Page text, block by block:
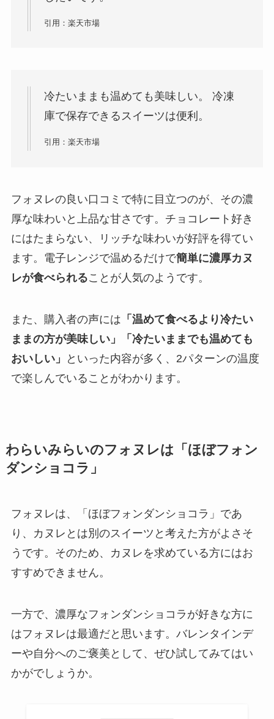
引用：楽天市場
冷たいままも温めても美味しい。 冷凍
庫で保存できるスイーツは便利。
引用：楽天市場
フォヌレの良い口コミで特に目立つのが、その濃
厚な味わいと上品な甘さです。チョコレート好き
にはたまらない、リッチな味わいが好評を得てい
ます。電子レンジで温めるだけで簡単に濃厚カヌ
レが食べられることが人気のようです。
また、購入者の声には 「温めて食べるより冷たい
ままの方が美味しい」「冷たいままでも温めても
おいしい」
といった内容が多く、2パターンの温度
で楽しんでいることがわかります。
わらいみらいのフォヌレは「ほぼフォン
ダンショコラ」
フォヌレは、「ほぼフォンダンショコラ」であ
り、カヌレとは別のスイーツと考えた方がよさそ
うです。そのため、カヌレを求めている方にはお
すすめできません。
一方で、濃厚なフォンダンショコラが好きな方に
はフォヌレは最適だと思います。バレンタインデ
ーや自分へのご褒美として、ぜひ試してみてはい
かがでしょうか。